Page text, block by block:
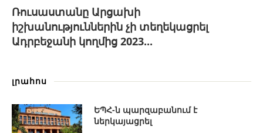
Ռուսաստանը Արցախի
իշխանություններին չի տեղեկացրել
Ադրբեջանի կողմից 2023...
լրահոս
ԵՊՀ-ն պարզաբանում է
ներկայացրել